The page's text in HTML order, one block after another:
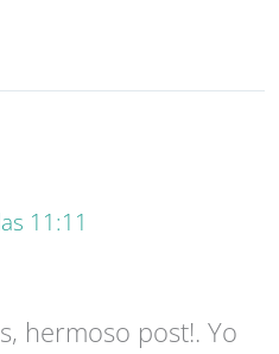
11:11
hermoso post!. Yo